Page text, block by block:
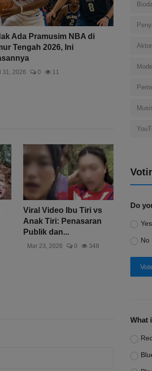
Ada Pramusim NBA di
Tengah 2026, Ini
31, 2026 0 11
Viral Video Ibu Tiri vs
Anak Tiri: Penasaran
Publik dan...
Mar 23, 2026 0 348
Do
Yes
No
What